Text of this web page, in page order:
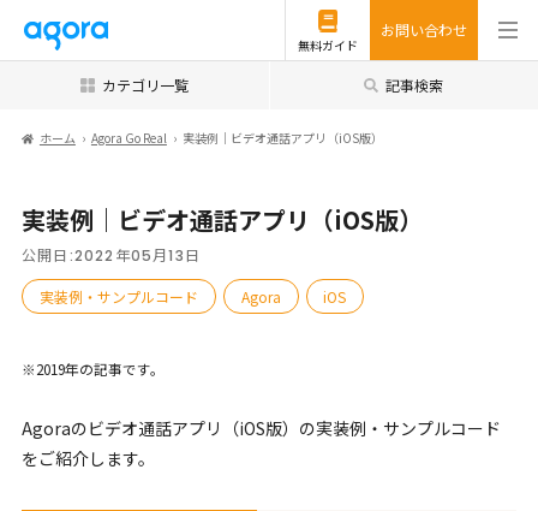
無料ガイド
お問い合わせ
カテゴリ一覧 記事検索
ホーム Agora Go Real 実装例｜ビデオ通話アプリ（iOS版）
実装例｜ビデオ通話アプリ（iOS版）
公開日:2022年05月13日
実装例・サンプルコード
Agora iOS
※2019年の記事です。
Agoraのビデオ通話アプリ（iOS版）の実装例・サンプルコード
をご紹介します。